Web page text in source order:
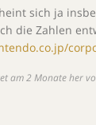
sich ja
die Zahlen
am 2 Monate her